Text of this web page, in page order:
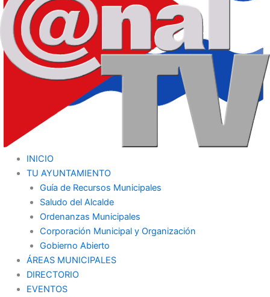
INICIO
TU AYUNTAMIENTO
Guía de Recursos Municipales
Saludo del Alcalde
Ordenanzas Municipales
Corporación Municipal y Organización
Gobierno Abierto
ÁREAS MUNICIPALES
DIRECTORIO
EVENTOS